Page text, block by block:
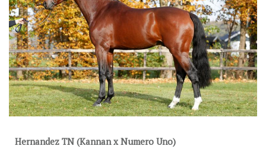
HISTORIE
TEAM
VACATURES
DEKHENGSTEN
DEKGELDEN
VIDEO’S
Hernandez TN (Kannan x Numero Uno)